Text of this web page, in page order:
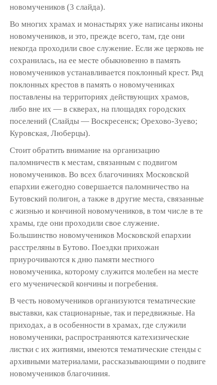
новомучеников (3 слайда).
Во многих храмах и монастырях уже написаны иконы
новомучеников, и это, прежде всего, там, где они
некогда проходили свое служение. Если же церковь не
сохранилась, на ее месте обыкновенно в память
новомучеников устанавливается поклонный крест. Ряд
поклонных крестов в память о новомучениках
поставлены на территориях действующих храмов,
либо вне их — в скверах, на площадях городских
поселений (Слайды — Воскресенск; Орехово-Зуево;
Куровская, Люберцы).
Стоит обратить внимание на организацию
паломничеств к местам, связанным с подвигом
новомучеников. Во всех благочиниях Московской
епархии ежегодно совершается паломничество на
Бутовский полигон, а также в другие места, связанные
с жизнью и кончиной новомучеников, в том числе в те
храмы, где они проходили свое служение.
Большинство новомучеников Московской епархии
расстреляны в Бутово. Поездки прихожан
приурочиваются к дню памяти местного
новомученика, которому служится молебен на месте
его мученической кончины и погребения.
В честь новомучеников организуются тематические
выставки, как стационарные, так и передвижные. На
приходах, а в особенности в храмах, где служили
новомученики, распространяются катехизические
листки с их житиями, имеются тематические стенды с
архивными материалами, рассказывающими о подвиге
новомучеников благочиния.